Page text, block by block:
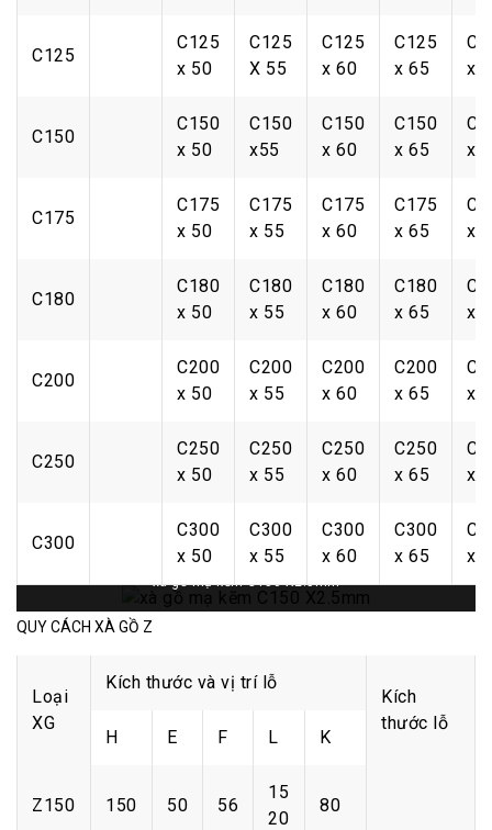
C125
C125
x 50
C125
X 55
C125
x 60
C125
x 65
x
C150
C150
x 50
C150
x55
C150
x 60
C150
x 65
x
C175
C175
x 50
C175
x 55
C175
x 60
C175
x 65
x
C180
C180
x 50
C180
x 55
C180
x 60
C180
x 65
x
C200
C200
x 50
C200
x 55
C200
x 60
C200
x 65
x
C250
C250
x 50
C250
x 55
C250
x 60
C250
x 65
x
C300
C300
x 50
C300
x 55
C300
x 60
C300
x 65
x
xà gồ mạ kẽm C150 X2.5mm
QUY CÁCH XÀ GỒ Z
Loại
XG
Kích thước và vị trí lỗ
Kích
thước lỗ
H E F L K
Z150 150 50 56
15
20
80